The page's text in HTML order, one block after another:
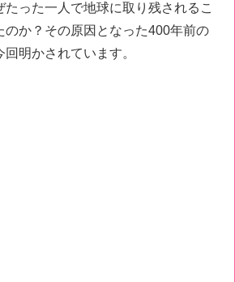
たった一人で地球に取り残されるこ
のか？その原因となった400年前の
明かされています。